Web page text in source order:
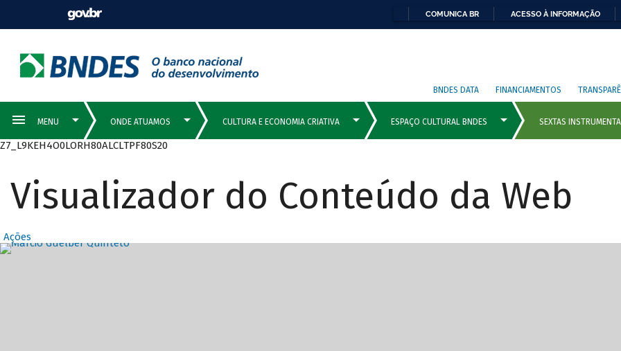
COMUNICA BR ACESSO À INFORMAÇÃO
BNDES DATA FINANCIAMENTOS
Z7_L9KEH4O0LORH80ALCLTPF80S20
Visualizador do Conteúdo da Web
Ações
Destaques Principais com